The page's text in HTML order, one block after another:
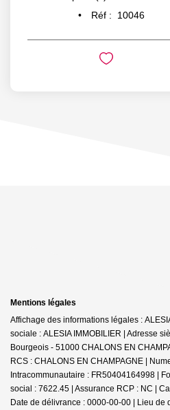
pièce(s) 16
Mentions légales
Affichage des informations légales :
sociale : ALESIA IMMOBILIER | Adresse
Bourgeois - 51000 CHALONS EN
RCS : CHALONS EN CHAMPAGNE |
Intracommunautaire : FR50404164998 |
social : 7622.45 | Assurance RCP : NC |
Date de délivrance : 0000-00-00 | Lieu de